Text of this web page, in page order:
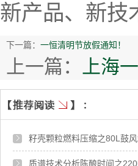
新产品、新技
下一篇： 一恒清明节放假通知！
上一篇： 上海
籽壳颗粒燃料压缩之80L鼓
质谱技术分析陈酿时间之